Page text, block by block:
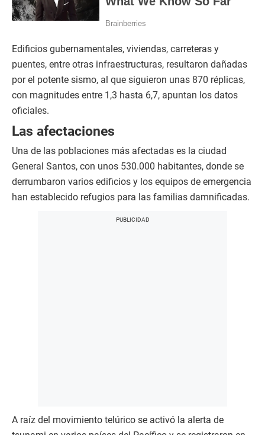
Edificios gubernamentales, viviendas, carreteras y
puentes, entre otras infraestructuras, resultaron dañadas
por el potente sismo, al que siguieron unas 870 réplicas,
con magnitudes entre 1,3 hasta 6,7, apuntan los datos
oficiales.
Las afectaciones
Una de las poblaciones más afectadas es la ciudad
General Santos, con unos 530.000 habitantes, donde se
derrumbaron varios edificios y los equipos de emergencia
han establecido refugios para las familias damnificadas.
A raíz del movimiento telúrico se activó la alerta de